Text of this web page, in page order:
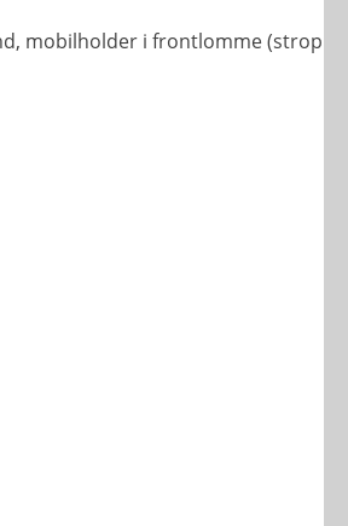
mobilholder i frontlomme (strop